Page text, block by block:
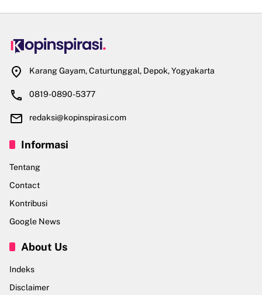
Karang Gayam, Caturtunggal, Depok, Yogyakarta
0819-0890-5377
redaksi@kopinspirasi.com
Informasi
Tentang
Contact
Kontribusi
Google News
About Us
Indeks
Disclaimer